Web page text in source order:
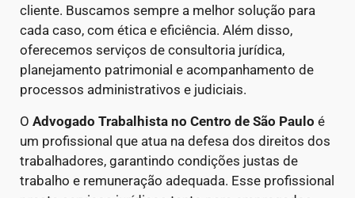
cliente. Buscamos sempre a melhor solução para
cada caso, com ética e eficiência. Além disso,
oferecemos serviços de consultoria jurídica,
planejamento patrimonial e acompanhamento de
processos administrativos e judiciais.
O Advogado Trabalhista no Centro de São Paulo é
um profissional que atua na defesa dos direitos dos
trabalhadores, garantindo condições justas de
trabalho e remuneração adequada. Esse profissional